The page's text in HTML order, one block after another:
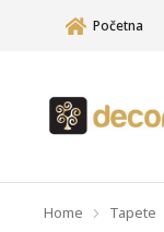
Početna
You are here:
Home Tapete